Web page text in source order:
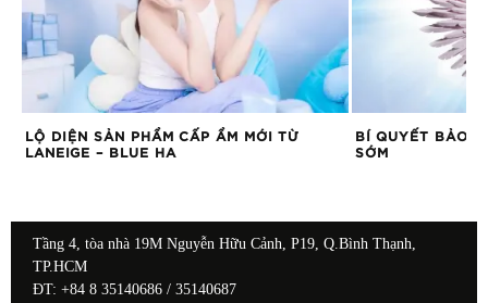
LỘ DIỆN SẢN PHẨM CẤP ẨM MỚI TỪ
LANEIGE – BLUE HA
BÍ QUYẾT BẢO
SỚM
Tầng 4, tòa nhà 19M Nguyễn Hữu Cảnh, P19, Q.Bình Thạnh,
TP.HCM
ĐT: +84 8 35140686 / 35140687